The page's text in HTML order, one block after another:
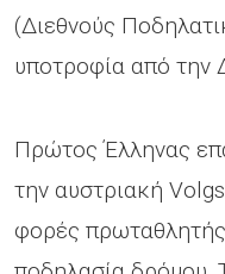
(Διεθνούς
υποτροφία από την
Πρώτος Έλληνας
την αυστριακή
φορές